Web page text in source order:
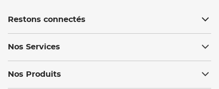
Restons connectés
Nos Services
Nos Produits